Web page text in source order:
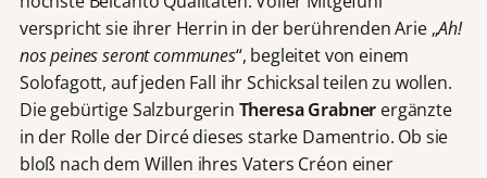
verspricht sie ihrer Herrin in der berührenden Arie „Ah!
nos peines seront communes“, begleitet von einem
Solofagott, auf jeden Fall ihr Schicksal teilen zu wollen.
Die gebürtige Salzburgerin Theresa Grabner ergänzte
in der Rolle der Dircé dieses starke Damentrio. Ob sie
bloß nach dem Willen ihres Vaters Créon einer